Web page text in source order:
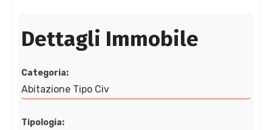
Dettagli Immobile
Categoria:
Abitazione Tipo Civ
Tipologia: